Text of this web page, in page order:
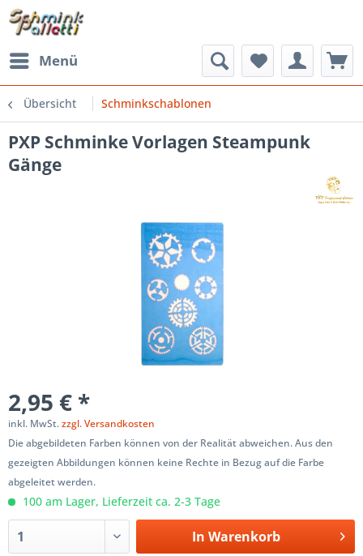
Menü
Übersicht Schminkschablonen
PXP Schminke Vorlagen Steampunk
Gänge
2,95 € *
inkl. MwSt.zzgl. Versandkosten
Die abgebildeten Farben können von der Realität abweichen. Aus den
gezeigten Abbildungen können keine Rechte in Bezug auf die Farbe
abgeleitet werden.
100 am Lager, Lieferzeit ca. 2-3 Tage
In Warenkorb